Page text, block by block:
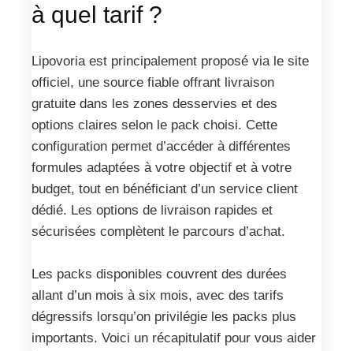
à quel tarif ?
Lipovoria est principalement proposé via le site
officiel, une source fiable offrant livraison
gratuite dans les zones desservies et des
options claires selon le pack choisi. Cette
configuration permet d’accéder à différentes
formules adaptées à votre objectif et à votre
budget, tout en bénéficiant d’un service client
dédié. Les options de livraison rapides et
sécurisées complètent le parcours d’achat.
Les packs disponibles couvrent des durées
allant d’un mois à six mois, avec des tarifs
dégressifs lorsqu’on privilégie les packs plus
importants. Voici un récapitulatif pour vous aider